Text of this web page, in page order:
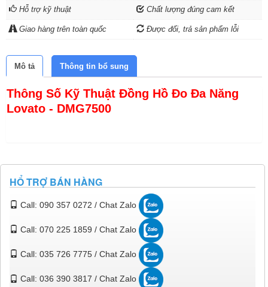
Hỗ trợ kỹ thuật Chất lượng đúng cam kết
Giao hàng trên toàn quốc Được đổi, trả sản phẩm lỗi
Mô tả Thông tin bổ sung
Thông Số Kỹ Thuật Đồng Hồ Đo Đa Năng
Lovato - DMG7500
HỔ TRỢ BÁN HÀNG
Call: 090 357 0272 / Chat Zalo
Call: 070 225 1859 / Chat Zalo
Call: 035 726 7775 / Chat Zalo
Call: 036 390 3817 / Chat Zalo